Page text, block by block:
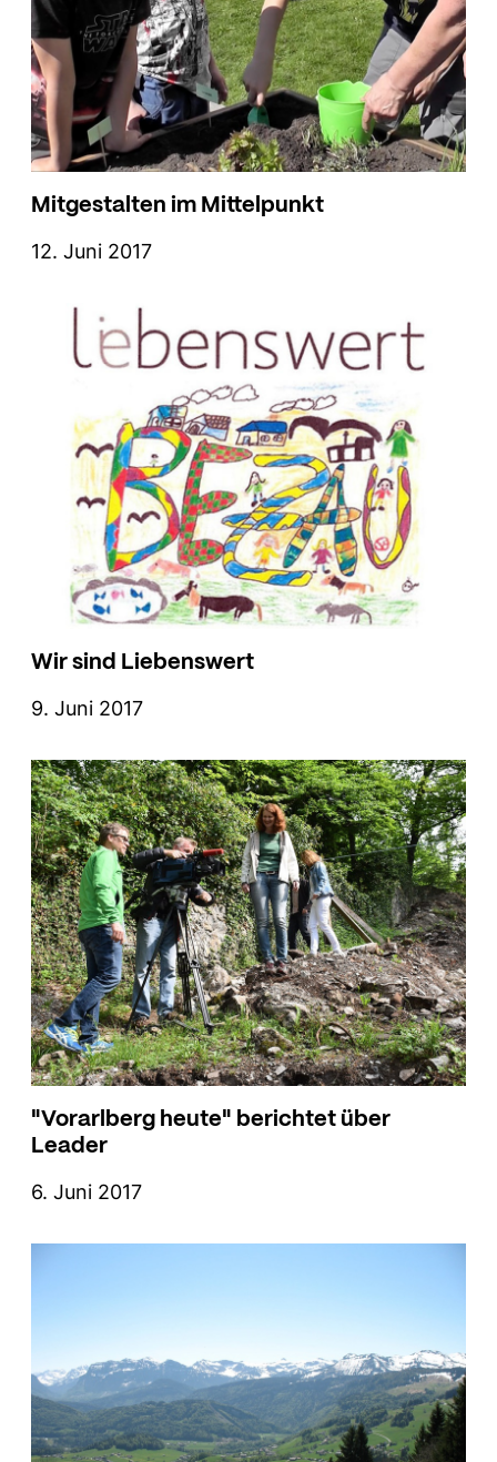
Mitgestalten im Mittelpunkt
12. Juni 2017
Wir sind Liebenswert
9. Juni 2017
"Vorarlberg heute" berichtet über
Leader
6. Juni 2017